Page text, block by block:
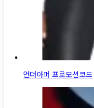
언더아머 프로모션코드